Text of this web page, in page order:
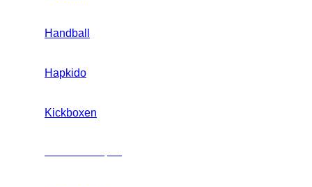
Handball
Hapkido
Kickboxen